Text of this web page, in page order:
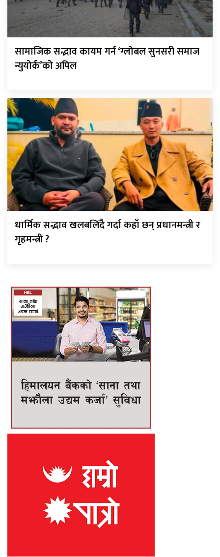
सामाजिक सद्भाव कायम गर्न ‘ग्लोबल सुनसरी समाज
न्युयोर्क’को अपिल
धार्मिक सद्भाव खलबलिँदै गर्दा कहाँ छन् प्रधानमन्त्री र
गृहमन्त्री ?